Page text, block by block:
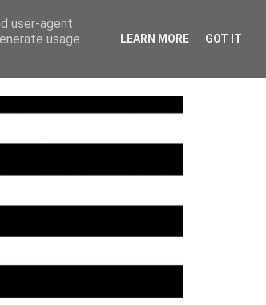
CONTATTI
user-agent
usage
LEARN MORE GOT IT